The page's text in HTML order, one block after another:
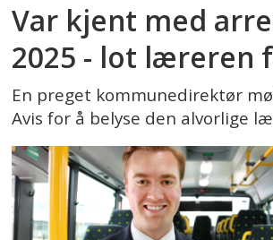
Var kjent med
2025 - lot læreren
En preget kommunedirektør
Avis for å belyse den alvorlige